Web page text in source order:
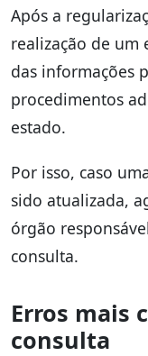
Após a
realização de um
das informações
procedimentos
estado.
Por isso, caso
sido atualizada,
órgão
consulta.
Erros mais
consulta